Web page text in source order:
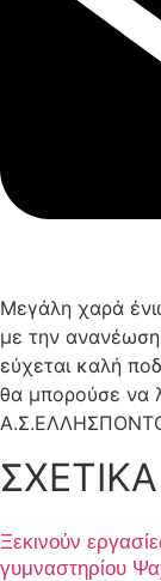
Μεγάλη χαρά
με την
εύχεται καλή
θα μπορούσε να
Ξεκινούν
γυμναστηρίου